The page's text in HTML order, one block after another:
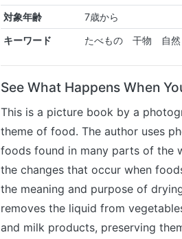
対象年齢
7歳から
キーワード
たべもの 干物 自
See What Happens When
This is a picture book by a
theme of food. The author uses
foods found in many parts of the
the changes that occur when
the meaning and purpose of
removes the liquid from
and milk products, preserving